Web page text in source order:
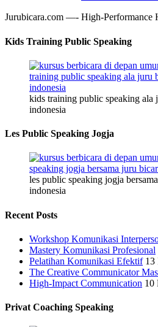
Jurubicara.com —- High-Performance
Kids Training Public Speaking
kids training public speaking ala
indonesia
Les Public Speaking Jogja
les public speaking jogja
indonesia
Recent Posts
Workshop Komunikasi
Mastery Komunikasi Profesional
Pelatihan Komunikasi Efektif 13
The Creative Communicator
High-Impact Communication 10
Privat Coaching Speaking